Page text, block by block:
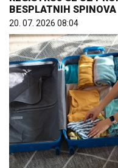
BESPLATNIH SPINOVA
20. 07. 2026 08:04